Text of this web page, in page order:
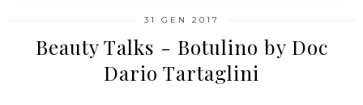
31 GEN 2017
Beauty Talks - Botulino by Doc
Dario Tartaglini